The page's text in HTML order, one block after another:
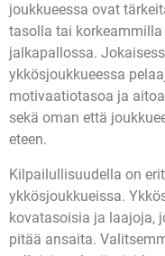
joukkueessa ovat
tasolla tai
jalkapallossa.
ykkösjoukkueessa
motivaatiotasoa ja
sekä oman että
eteen.
Kilpailullisuudella on
ykkösjoukkueissa.
kovatasoisia ja laajoja,
pitää ansaita.